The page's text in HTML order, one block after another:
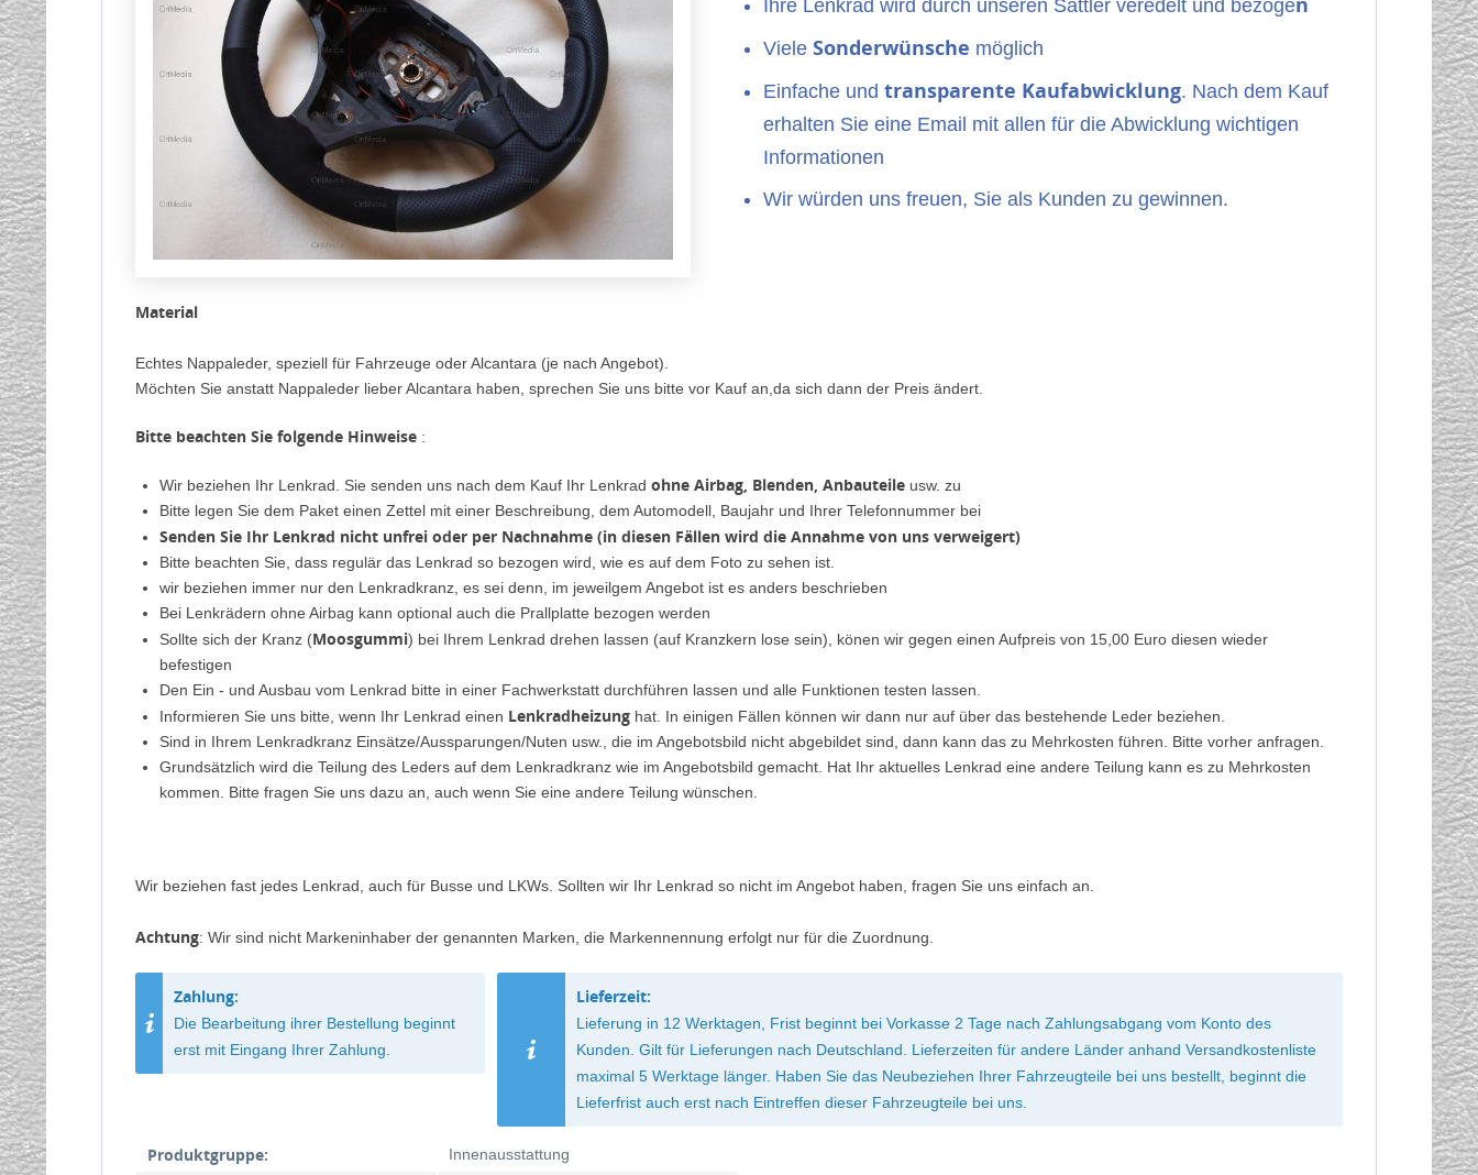
Ihre Lenkrad wird durch unseren Sattler veredelt und bezoge
Viele Sonderwünsche möglich
Einfache und transparente Kaufabwicklung. Nach dem Kauf
erhalten Sie eine Email mit allen für die Abwicklung wichtigen
Informationen
Wir würden uns freuen, Sie als Kunden zu gewinnen.
Material
Echtes Nappaleder, speziell für Fahrzeuge oder Alcantara (je nach Angebot).
Möchten Sie anstatt Nappaleder lieber Alcantara haben, sprechen Sie uns bitte vor Kauf an,da sich dann der Preis ändert.
Bitte beachten Sie folgende Hinweise :
Wir beziehen Ihr Lenkrad. Sie senden uns nach dem Kauf Ihr Lenkrad ohne Airbag, Blenden, Anbauteile usw. zu
Bitte legen Sie dem Paket einen Zettel mit einer Beschreibung, dem Automodell, Baujahr und Ihrer Telefonnummer bei
Senden Sie Ihr Lenkrad nicht unfrei oder per Nachnahme (in diesen Fällen wird die Annahme von uns verweigert)
Bitte beachten Sie, dass regulär das Lenkrad so bezogen wird, wie es auf dem Foto zu sehen ist.
wir beziehen immer nur den Lenkradkranz, es sei denn, im jeweilgem Angebot ist es anders beschrieben
Bei Lenkrädern ohne Airbag kann optional auch die Prallplatte bezogen werden
Sollte sich der Kranz (Moosgummi) bei Ihrem Lenkrad drehen lassen (auf Kranzkern lose sein), könen wir gegen einen Aufpreis von 15,00 Euro diesen wieder
befestigen
Den Ein - und Ausbau vom Lenkrad bitte in einer Fachwerkstatt durchführen lassen und alle Funktionen testen lassen.
Informieren Sie uns bitte, wenn Ihr Lenkrad einen Lenkradheizung hat. In einigen Fällen können wir dann nur auf über das bestehende Leder beziehen.
Sind in Ihrem Lenkradkranz Einsätze/Aussparungen/Nuten usw., die im Angebotsbild nicht abgebildet sind, dann kann das zu Mehrkosten führen. Bitte vorher anfragen.
Grundsätzlich wird die Teilung des Leders auf dem Lenkradkranz wie im Angebotsbild gemacht. Hat Ihr aktuelles Lenkrad eine andere Teilung kann es zu Mehrkosten
kommen. Bitte fragen Sie uns dazu an, auch wenn Sie eine andere Teilung wünschen.
Wir beziehen fast jedes Lenkrad, auch für Busse und LKWs. Sollten wir Ihr Lenkrad so nicht im Angebot haben, fragen Sie uns einfach an.
Achtung: Wir sind nicht Markeninhaber der genannten Marken, die Markennennung erfolgt nur für die Zuordnung.
Zahlung:
Die Bearbeitung ihrer Bestellung beginnt
erst mit Eingang Ihrer Zahlung.
Lieferzeit:
Lieferung in 12 Werktagen, Frist beginnt bei Vorkasse 2 Tage nach Zahlungsabgang vom Konto des
Kunden. Gilt für Lieferungen nach Deutschland. Lieferzeiten für andere Länder anhand Versandkostenliste
maximal 5 Werktage länger. Haben Sie das Neubeziehen Ihrer Fahrzeugteile bei uns bestellt, beginnt die
Lieferfrist auch erst nach Eintreffen dieser Fahrzeugteile bei uns.
Produktgruppe: Innenausstattung